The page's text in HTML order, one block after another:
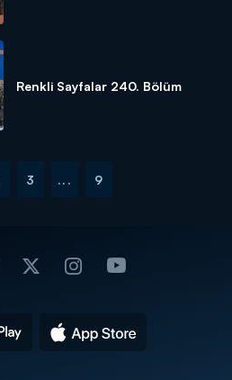
Renkli Sayfalar 240. Bölüm
3 ... 9